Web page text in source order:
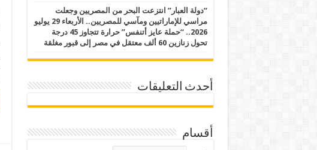
“دولة العبار” انتزعت البحر من المصريين وجعلت
مراسي للإماراتيين ومآسي للمصريين.. الأربعاء 29 يوليو
2026.. “حملة عايز أتنفس” حرارة تتجاوز 45 درجة
تحول زنازين 60 ألف معتقل في مصر إلى قبور مغلقة
أحدث التعليقات
أقسام